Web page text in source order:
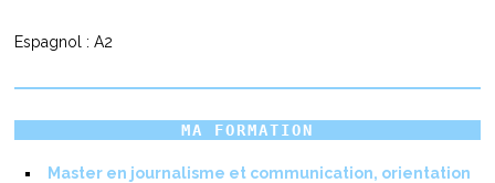
Espagnol : A2
MA FORMATION
Master en journalisme et communication, orientation